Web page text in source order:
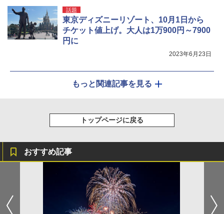
話題
東京ディズニーリゾート、10月1日から
チケット値上げ。大人は1万900円～7900
円に
2023年6月23日
もっと関連記事を見る
トップページに戻る
おすすめ記事